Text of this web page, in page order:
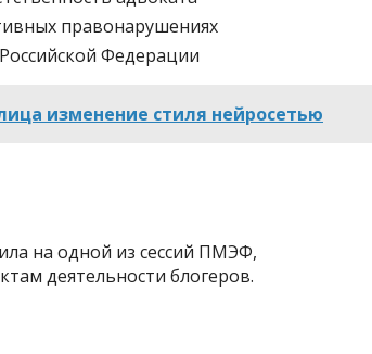
правонарушениях
Федерации
изменение стиля нейросетью
на одной из сессий ПМЭФ,
деятельности блогеров.